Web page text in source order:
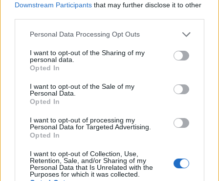
Downstream Participants that may further disclose it to other
Please note that this website/app uses one or more Google
not limited to your visit or usage behaviour. You may click to
grant or deny consent to Google and its third-party tags to
use your data for below specified purposes in below Google
consent section.
Personal Data Processing Opt Outs
I want to opt-out of the Sharing of my
personal data.
Opted In
I want to opt-out of the Sale of my
Personal Data.
Opted In
I want to opt-out of processing my
Personal Data for Targeted Advertising.
Opted In
I want to opt-out of Collection, Use,
Retention, Sale, and/or Sharing of my
Personal Data that Is Unrelated with the
Purposes for which it was collected.
Foundation stagione tre: il trailer che
accende la passione dei fan di Asimov
Scopri cosa ci riserva la stagione tre di Foundation con un
Staff · 15 Giu 2025